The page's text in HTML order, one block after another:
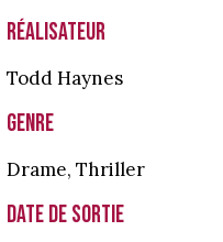
Réalisateur
Todd Haynes
Genre
Drame, Thriller
Date de sortie